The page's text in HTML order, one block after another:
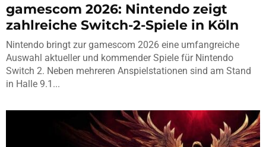
gamescom 2026: Nintendo zeigt
zahlreiche Switch-2-Spiele in Köln
Nintendo bringt zur gamescom 2026 eine umfangreiche
Auswahl aktueller und kommender Spiele für Nintendo
Switch 2. Neben mehreren Anspielstationen sind am Stand
in Halle 9.1...